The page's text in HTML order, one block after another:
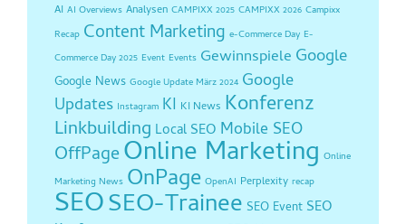
AI AI Overviews Analysen CAMPIXX 2025 CAMPIXX 2026 Campixx
Recap Content Marketing e-Commerce Day E-
Commerce Day 2025 Event Events Gewinnspiele Google
Google News Google Update März 2024 Google
Updates Instagram KI KI News Konferenz
Linkbuilding Local SEO Mobile SEO
OffPageOnline Marketing Online
Marketing News OnPage OpenAI Perplexity recap
SEOSEO-Trainee SEO Event SEO